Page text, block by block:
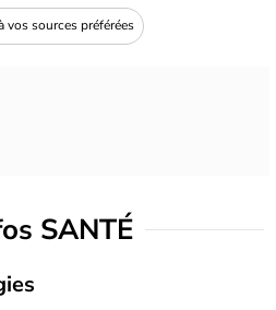
vos sources préférées
SANTÉ